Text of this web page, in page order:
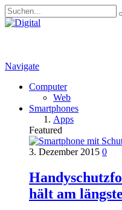
Navigate
Computer
Web
Smartphones
Apps
Featured
3. Dezember 2015 0
hält am